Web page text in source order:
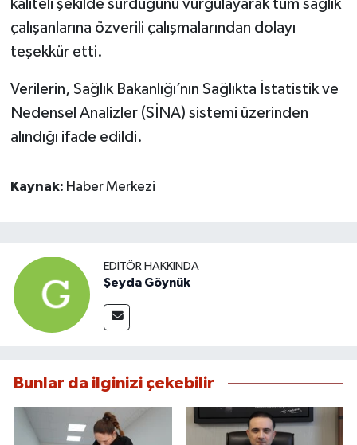
kaliteli şekilde sürdüğünü vurgulayarak tüm sağlık
çalışanlarına özverili çalışmalarından dolayı
teşekkür etti.
Verilerin, Sağlık Bakanlığı’nın Sağlıkta İstatistik ve
Nedensel Analizler (SİNA) sistemi üzerinden
alındığı ifade edildi.
Kaynak: Haber Merkezi
EDITÖR HAKKINDA
Şeyda Göynük
Bunlar da ilginizi çekebilir